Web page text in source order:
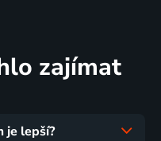
zajímat
je lepší?